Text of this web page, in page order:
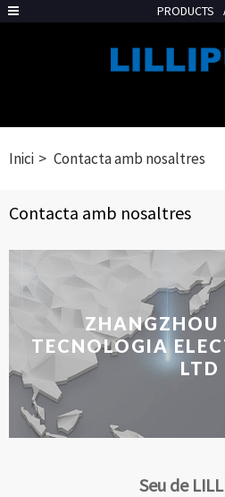
Inici Contacta amb nosaltres
Contacta amb nosaltres
TECNOLOGIA
LTD
Seu de
PRODUCTS